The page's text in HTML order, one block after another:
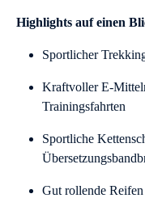
Highlights auf einen
Sportlicher
Kraftvoller E-
Trainingsfahrten
Sportliche
Gut rollende